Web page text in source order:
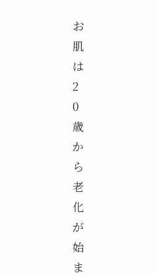
お
肌
は
2
0
歳
か
ら
老
化
が
始
ま